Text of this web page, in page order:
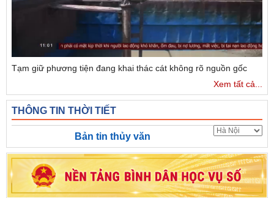
Tạm giữ phương tiện đang khai thác cát không rõ nguồn gốc
Xem tất cả...
THÔNG TIN THỜI TIẾT
Bản tin thủy văn